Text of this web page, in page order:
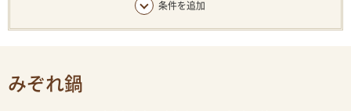
条件を追加
みぞれ鍋